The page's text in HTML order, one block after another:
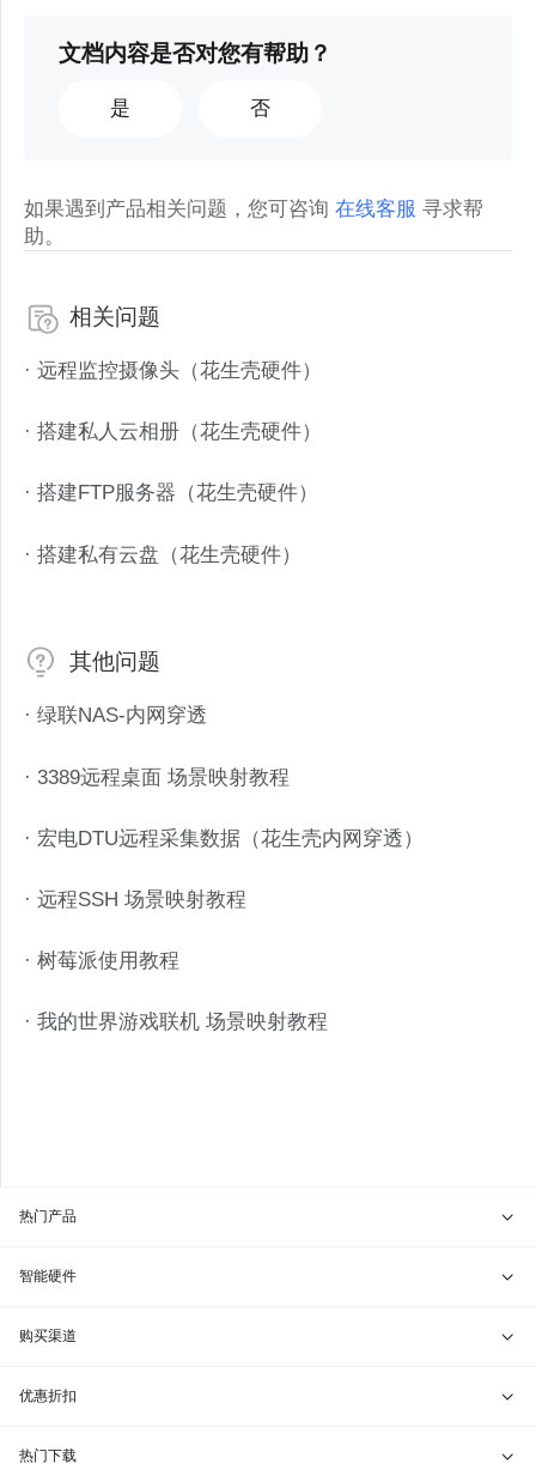
文档内容是否对您有帮助？
是 否
如果遇到产品相关问题，您可咨询在线客服 寻求帮
助。
相关问题
· 远程监控摄像头（花生壳硬件）
· 搭建私人云相册（花生壳硬件）
· 搭建FTP服务器（花生壳硬件）
· 搭建私有云盘（花生壳硬件）
其他问题
· 绿联NAS-内网穿透
· 3389远程桌面 场景映射教程
· 宏电DTU远程采集数据（花生壳内网穿透）
· 远程SSH 场景映射教程
· 树莓派使用教程
· 我的世界游戏联机 场景映射教程
热门产品
贝锐向日葵 · 远程控制
贝锐蒲公英 · 异地组网
贝锐花生壳 · 动态域名
贝锐洋葱头 · 协作无间
智能硬件
贝锐向日葵硬件
贝锐蒲公英硬件
贝锐花生壳硬件
购买渠道
天猫旗舰店
京东旗舰店
优惠折扣
兑换码通道
热门下载